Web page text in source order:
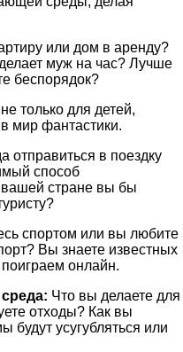
или дом в аренду?
муж на час? Лучше
беспорядок?
только для детей,
мир фантастики.
отправиться в поездку
способ
вашей стране вы бы
спортом или вы любите
Вы знаете известных
онлайн.
Что вы делаете для
отходы? Как вы
будут усугубляться или